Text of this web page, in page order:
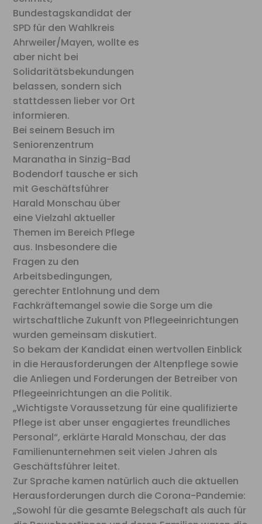
Bundestagskandidat der
SPD für den Wahlkreis
Ahrweiler/Mayen, wollte es
aber nicht bei
Solidaritätsbekundungen
belassen, sondern sich
stattdessen lieber vor Ort
informieren.
Bei seinem Besuch im
Seniorenzentrum
Maranatha in Sinzig-Bad
Bodendorf tausche er sich
mit Geschäftsführer
Harald Monschau über
eine Vielzahl aktueller
Themen im Bereich Pflege
aus. Insbesondere die
Fragen zu den
Arbeitsbedingungen,
gerechter Entlohnung und dem
Fachkräftemangel sowie die Sorge um die
wirtschaftliche Zukunft von Pflegeeinrichtungen
wurden gemeinsam diskutiert.
So bekam der Kandidat einen wertvollen Einblick
in die Herausforderungen der Altenpflege sowie
die Anliegen und Forderungen der Betreiber von
Pflegeeinrichtungen an die Politik.
„Wichtigste Voraussetzung für eine qualifizierte
Pflege ist aber unser engagiertes freundliches
Personal“, erklärte Harald Monschau, der das
Familienunternehmen seit vielen Jahren als
Geschäftsführer leitet.
Zur Sprache kamen natürlich auch die aktuellen
Herausforderungen durch die Corona-Pandemie:
„Sowohl für die gesamte Belegschaft als auch für